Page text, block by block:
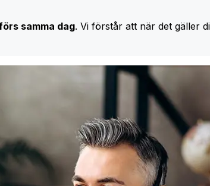
samma dag. Vi förstår att när det gäller